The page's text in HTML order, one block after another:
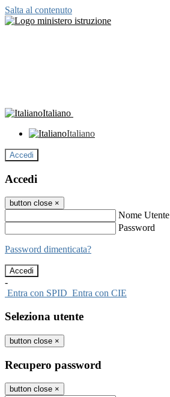
Salta al contenuto
Italiano
Italiano
Accedi
Accedi
button close ×
Nome Utente
Password
Password dimenticata?
-
Entra con SPID Entra con CIE
Seleziona utente
button close ×
Recupero password
button close ×